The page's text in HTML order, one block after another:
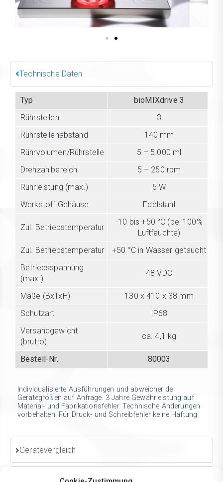
Technische Daten
Typ
bioMIXdrive 3
Rührstellen
3
Rührstellenabstand
140 mm
Rührvolumen/Rührstelle
5 – 5.000 ml
Drehzahlbereich
5 – 250 rpm
Rührleistung (max.)
5 W
Werkstoff Gehäuse
Edelstahl
Zul. Betriebstemperatur
-10 bis +50 °C (bei 100%
Luftfeuchte)
Zul. Betriebstemperatur
+50 °C in Wasser getaucht
Betriebsspannung
(max.)
48 VDC
Maße (BxTxH)
130 x 410 x 38 mm
Schutzart
IP68
Versandgewicht
(brutto)
ca. 4,1 kg
Bestell-Nr. 80003
Individualisierte Ausführungen und abweichende
Gerätegrößen auf Anfrage. 3 Jahre Gewährleistung auf
Material- und Fabrikationsfehler. Technische Änderungen
vorbehalten. Für Druck- und Schreibfehler keine Haftung.
Gerätevergleich
Kompatible Steuergeräte (bitte separat bestellen)